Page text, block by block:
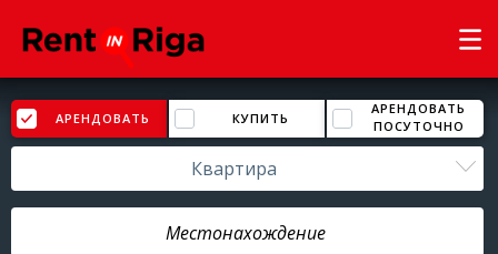
АРЕНДОВАТЬ КУПИТЬ
АРЕНДОВАТЬ
ПОСУТОЧНО
Квартира